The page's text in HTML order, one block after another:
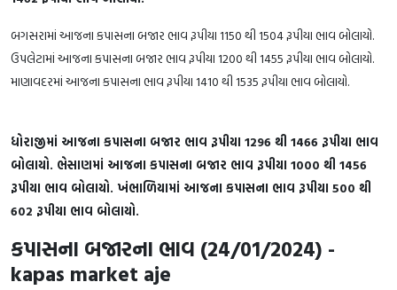
બગસરામાં આજના કપાસના બજાર ભાવ રૂપીયા 1150 થી 1504 રૂપીયા ભાવ બોલાયો.
ઉપલેટામાં આજના કપાસના બજાર ભાવ રૂપીયા 1200 થી 1455 રૂપીયા ભાવ બોલાયો.
માણાવદરમાં આજના કપાસના ભાવ રૂપીયા 1410 થી 1535 રૂપીયા ભાવ બોલાયો.
ધોરાજીમાં આજના કપાસના બજાર ભાવ રૂપીયા 1296 થી 1466 રૂપીયા ભાવ
બોલાયો. ભેસાણમાં આજના કપાસના બજાર ભાવ રૂપીયા 1000 થી 1456
રૂપીયા ભાવ બોલાયો. ખંભાળિયામાં આજના કપાસના ભાવ રૂપીયા 500 થી
602 રૂપીયા ભાવ બોલાયો.
કપાસના બજારના ભાવ (24/01/2024) -
kapas market aje